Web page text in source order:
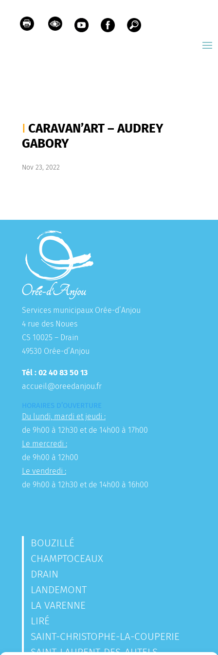
CARAVAN’ART – AUDREY
GABORY
Nov 23, 2022
Services municipaux Orée-d’Anjou
4 rue des Noues
CS 10025 – Drain
49530 Orée-d’Anjou
Tél : 02 40 83 50 13
accueil@oreedanjou.fr
HORAIRES D’OUVERTURE
Du lundi, mardi et jeudi :
de 9h00 à 12h30 et de 14h00 à 17h00
Le mercredi :
de 9h00 à 12h00
Le vendredi :
de 9h00 à 12h30 et de 14h00 à 16h00
BOUZILLÉ
CHAMPTOCEAUX
DRAIN
LANDEMONT
LA VARENNE
LIRÉ
SAINT-CHRISTOPHE-LA-COUPERIE
SAINT-LAURENT-DES-AUTELS